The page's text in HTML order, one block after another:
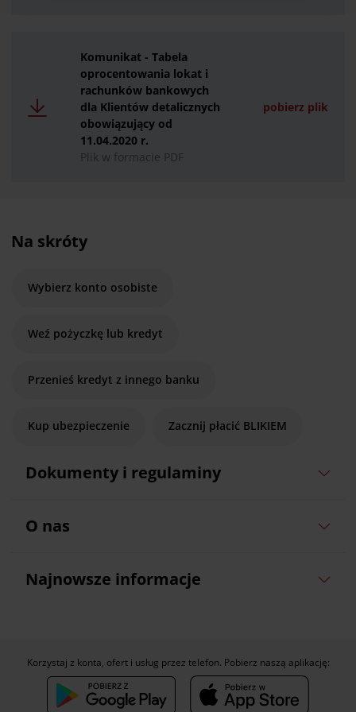
Komunikat - Tabela
oprocentowania lokat i
rachunków bankowych
dla Klientów detalicznych
obowiązujący od
11.04.2020 r.
Plik w formacie PDF
pobierz plik
Na skróty
Wybierz konto osobiste
Weź pożyczkę lub kredyt
Przenieś kredyt z innego banku
Kup ubezpieczenie Zacznij płacić BLIKIEM
Dokumenty i regulaminy
O nas
Najnowsze informacje
Korzystaj z konta, ofert i usług przez telefon. Pobierz naszą aplikację: